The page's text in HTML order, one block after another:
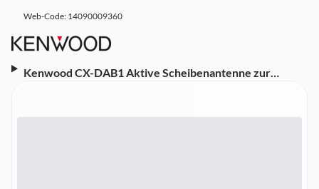
Web-Code: 14090009360
Kenwood CX-DAB1 Aktive Scheibenantenne zur